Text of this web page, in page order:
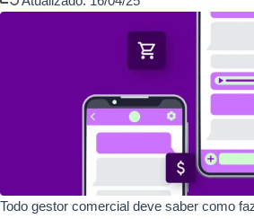
Todo gestor comercial deve saber como